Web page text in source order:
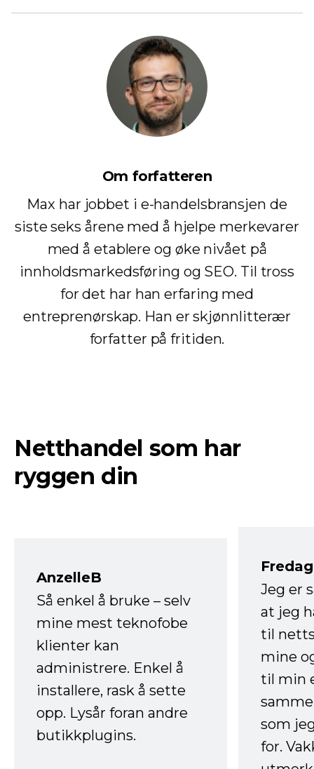
Om forfatteren
Max har jobbet i e-handelsbransjen de
siste seks årene med å hjelpe merkevarer
med å etablere og øke nivået på
innholdsmarkedsføring og SEO. Til tross
for det har han erfaring med
entreprenørskap. Han er skjønnlitterær
forfatter på fritiden.
Netthandel som har
ryggen din
AnzelleB
Så enkel å bruke – selv
mine mest teknofobe
klienter kan
administrere. Enkel å
installere, rask å sette
opp. Lysår foran andre
butikkplugins.
Jeg er
at jeg
til
mine
til min
som
for.